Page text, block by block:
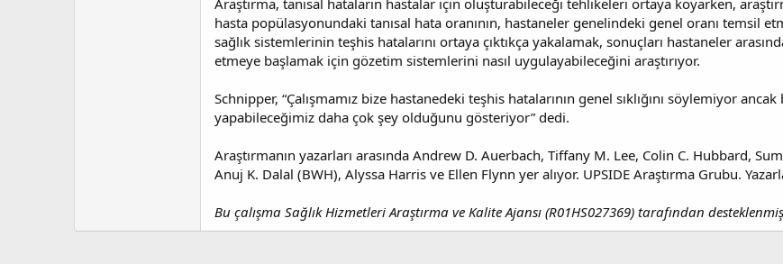
Araştırma, tanısal hataların hastalar için oluşturabileceği tehlikeleri ortaya koyarken,
hasta popülasyonundaki tanısal hata oranının, hastaneler genelindeki genel oranı temsil
sağlık sistemlerinin teşhis hatalarını ortaya çıktıkça yakalamak, sonuçları hastaneler
etmeye başlamak için gözetim sistemlerini nasıl uygulayabileceğini araştırıyor.
Schnipper, “Çalışmamız bize hastanedeki teşhis hatalarının genel sıklığını söylemiyor
yapabileceğimiz daha çok şey olduğunu gösteriyor” dedi.
Araştırmanın yazarları arasında Andrew D. Auerbach, Tiffany M. Lee, Colin C. Hubbard,
Anuj K. Dalal (BWH), Alyssa Harris ve Ellen Flynn yer alıyor. UPSIDE Araştırma Grubu.
Bu çalışma Sağlık Hizmetleri Araştırma ve Kalite Ajansı (R01HS027369) tarafından